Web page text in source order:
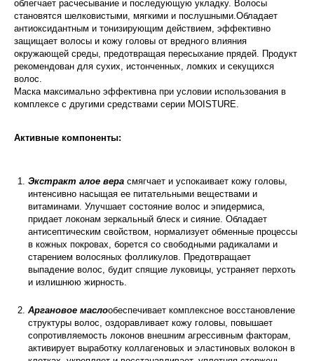
облегчает расчесывание и последующую укладку. Волосы
становятся шелковистыми, мягкими и послушными.Обладает
антиоксидантным и тонизирующим действием, эффективно
защищает волосы и кожу головы от вредного влияния
окружающей среды, предотвращая пересыхание прядей. Продукт
рекомендован для сухих, истонченных, ломких и секущихся
волос.
Маска максимально эффективна при условии использования в
комплексе с другими средствами серии MOISTURE.
Активные компоненты:
Экстракт алое вера смягчает и успокаивает кожу головы,
интенсивно насыщая ее питательными веществами и
витаминами. Улучшает состояние волос и эпидермиса,
придает локонам зеркальный блеск и сияние. Обладает
антисептическим свойством, нормализует обменные процессы
в кожных покровах, борется со свободными радикалами и
старением волосяных фолликулов. Предотвращает
выпадение волос, будит спящие луковицы, устраняет перхоть
и излишнюю жирность.
Аргановое маслообеспечивает комплексное восстановление
структуры волос, оздоравливает кожу головы, повышает
сопротивляемость локонов внешним агрессивным факторам,
активирует выработку коллагеновых и эластиновых волокон в